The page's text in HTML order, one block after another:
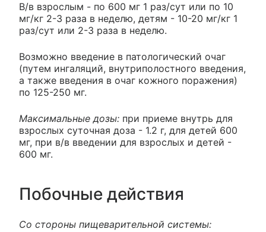
В/в взрослым - по 600 мг 1 раз/сут или по 10
мг/кг 2-3 раза в неделю, детям - 10-20 мг/кг 1
раз/сут или 2-3 раза в неделю.
Возможно введение в патологический очаг
(путем ингаляций, внутриполостного введения,
а также введения в очаг кожного поражения)
по 125-250 мг.
Максимальные дозы: при приеме внутрь для
взрослых суточная доза - 1.2 г, для детей 600
мг, при в/в введении для взрослых и детей -
600 мг.
Побочные действия
Со стороны пищеварительной системы: